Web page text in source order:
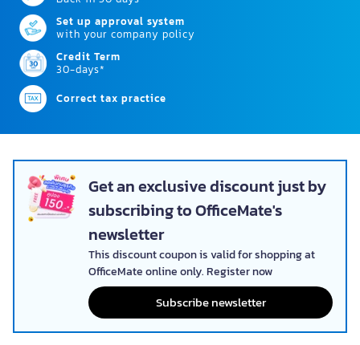
Set up approval system
with your company policy
Credit Term
30-days*
Correct tax practice
Get an exclusive discount just by
subscribing to OfficeMate's
newsletter
This discount coupon is valid for shopping at
OfficeMate online only. Register now
Subscribe newsletter